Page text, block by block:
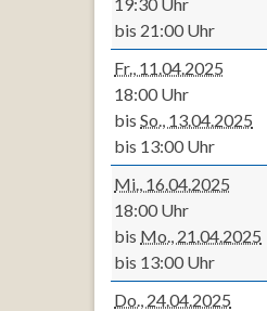
bis 21:00 Uhr
Fr., 11.04.2025
18:00 Uhr
bis So., 13.04.2025
bis 13:00 Uhr
Mi., 16.04.2025
18:00 Uhr
bis Mo., 21.04.2025
bis 13:00 Uhr
Do., 24.04.2025